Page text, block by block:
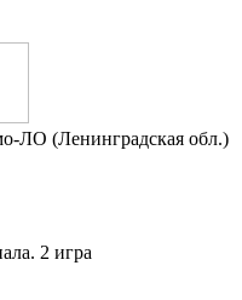
ЛО (Ленинградская обл.)
2 игра